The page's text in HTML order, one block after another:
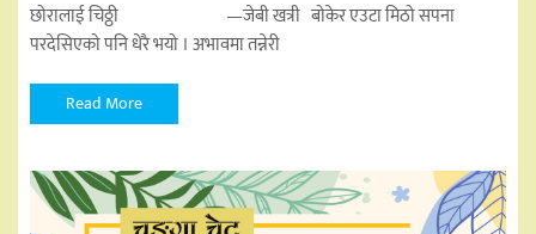
छोरालाई चिठ्ठी —जेबी खत्री बोकेर एउटा मिठो सपना
परदेसिएको पनि धेरै भयो । अभावमा तन्नेरी
Read More